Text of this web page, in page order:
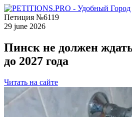
Петиция №6119
29 june 2026
Пинск не должен
до 2027 года
Читать на сайте